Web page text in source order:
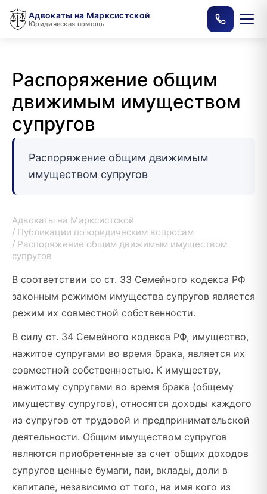
Адвокаты на Марксистской
Юридическая помощь
Распоряжение общим
движимым имуществом
супругов
Распоряжение общим движимым
имуществом супругов
Адвокаты на Марксистской
Публикации по юридическим вопросам
Распоряжение общим движимым имуществом
супругов
В соответствии со ст. 33 Семейного кодекса РФ
законным режимом имущества супругов является
режим их совместной собственности.
В силу ст. 34 Семейного кодекса РФ, имущество,
нажитое супругами во время брака, является их
совместной собственностью. К имуществу,
нажитому супругами во время брака (общему
имуществу супругов), относятся доходы каждого
из супругов от трудовой и предпринимательской
деятельности. Общим имуществом супругов
являются приобретенные за счет общих доходов
супругов ценные бумаги, паи, вклады, доли в
капитале, независимо от того, на имя кого из